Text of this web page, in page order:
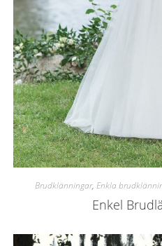
Brudklänningar, Enkla
Enkel